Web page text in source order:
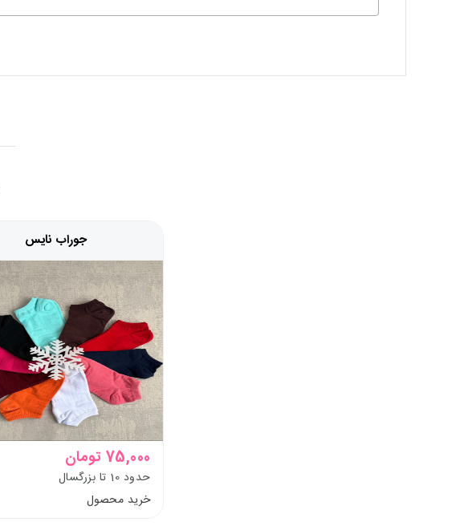
جوراب نایس
75,000 تومان
حدود 10 تا بزرگسال
خرید محصول